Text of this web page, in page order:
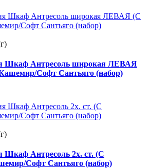
Шкаф Антресоль широкая ЛЕВАЯ
Софт Сантьяго (набор)
Шкаф Антресоль 2х. ст. (С
Софт Сантьяго (набор)